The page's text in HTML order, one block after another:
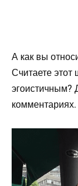
А как вы
Считаете
эгоистичным?
комментариях.